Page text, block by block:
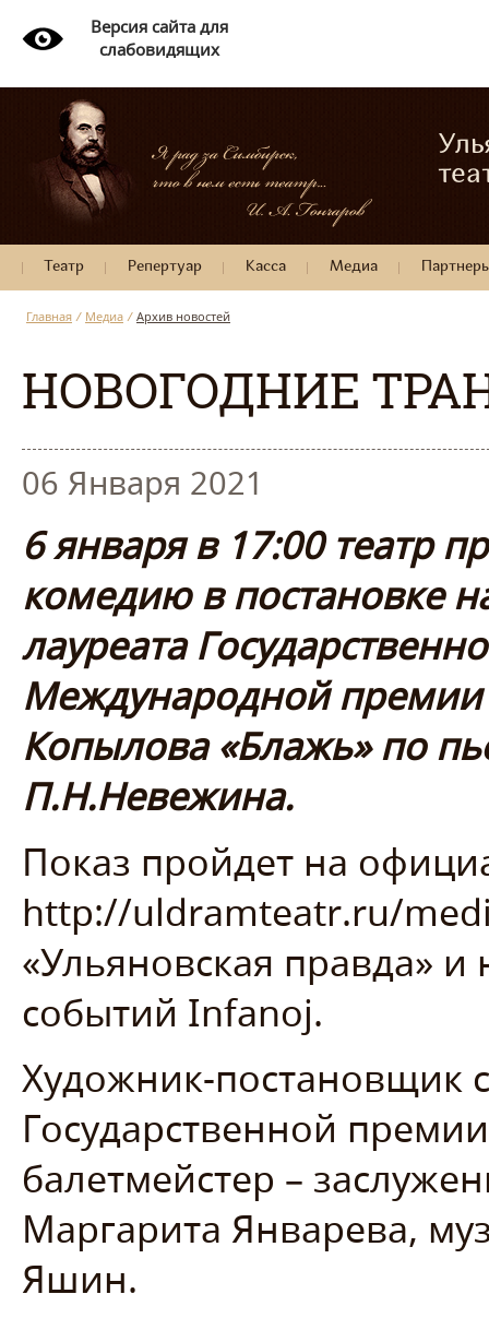
Версия сайта для
слабовидящих
Театр Репертуар Касса Медиа
Главная / Медиа / Архив новостей
НОВОГОДНИЕ
06 Января 2021
6 января в 17:00 театр
комедию в постановке
лауреата
Международной премии
Копылова «Блажь» по
П.Н.Невежина.
Показ пройдет на
http://uldramteatr.ru/
«Ульяновская правда»
событий Infanoj.
Художник-постановщик
Государственной
балетмейстер –
Маргарита Январева,
Яшин.